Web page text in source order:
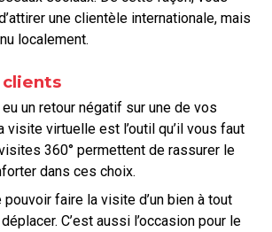
une clientèle internationale, mais
localement.
clients
un retour négatif sur une de vos
visite virtuelle est l’outil qu’il vous faut
360° permettent de rassurer le
dans ces choix.
pouvoir faire la visite d’un bien à tout
C’est aussi l’occasion pour le